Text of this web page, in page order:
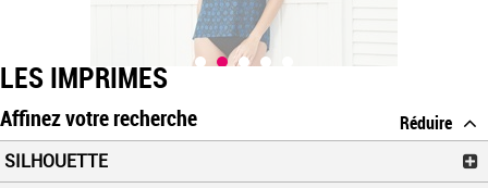
LES IMPRIMÉS
Affinez votre recherche
Réduire
SILHOUETTE